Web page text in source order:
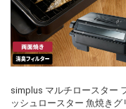
simplus マルチロースター
ッシュロースター 魚焼きグ